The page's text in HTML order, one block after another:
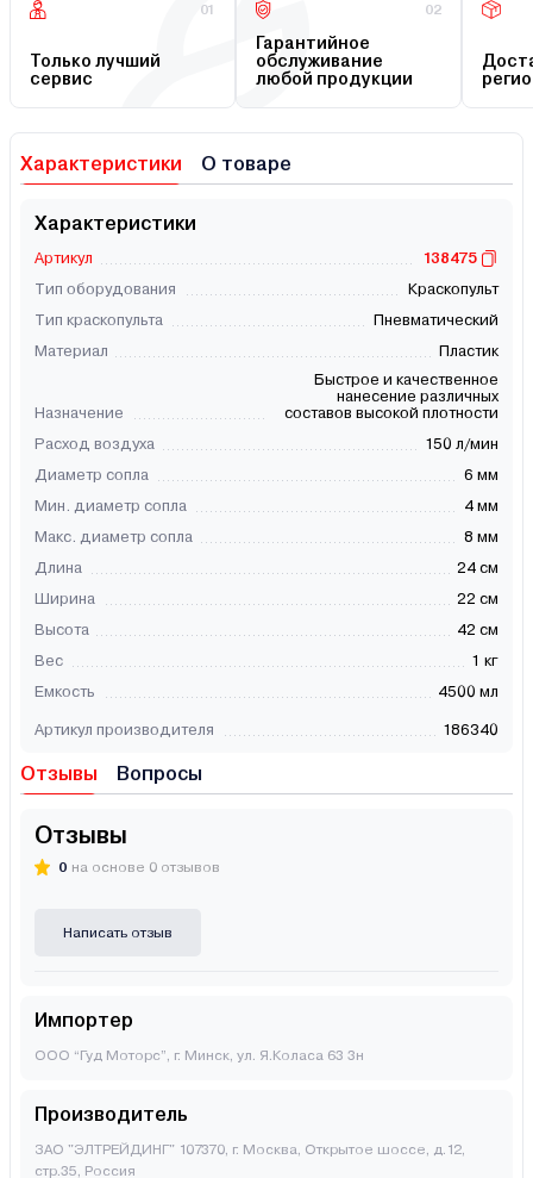
01
Только лучший
сервис
02
Гарантийное
обслуживание
любой продукции
Характеристики О товаре
Характеристики
Артикул
138475
Тип оборудования
Краскопульт
Тип краскопульта
Пневматический
Материал
Пластик
Назначение
Быстрое и качественное
нанесение различных
составов высокой плотности
Расход воздуха
150 л/мин
Диаметр сопла
6 мм
Мин. диаметр сопла
4 мм
Макс. диаметр сопла
8 мм
Длина
24 см
Ширина
22 см
Высота
42 см
Вес
1 кг
Емкость
4500 мл
Артикул производителя 186340
Отзывы Вопросы
Отзывы
0 на основе 0 отзывов
Написать отзыв
Импортер
ООО “Гуд Моторс”, г. Минск, ул. Я.Коласа 63 3н
Производитель
ЗАО "ЭЛТРЕЙДИНГ" 107370, г. Москва, Открытое шоссе, д.12,
стр.35, Россия